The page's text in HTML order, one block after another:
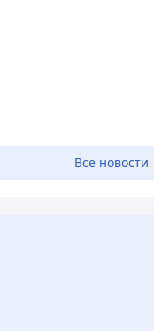
Все новости